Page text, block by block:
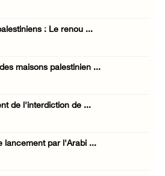
: Le renou ...
maisons palestinien ...
de l'interdiction de ...
lancement par l'Arabi ...